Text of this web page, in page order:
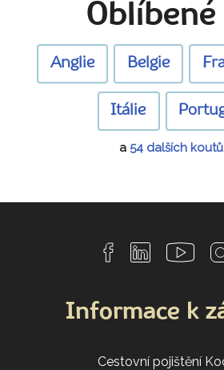
Oblíbené
Anglie Belgie
Itálie
a 54 dalších
Informace k
Cestovní pojištění